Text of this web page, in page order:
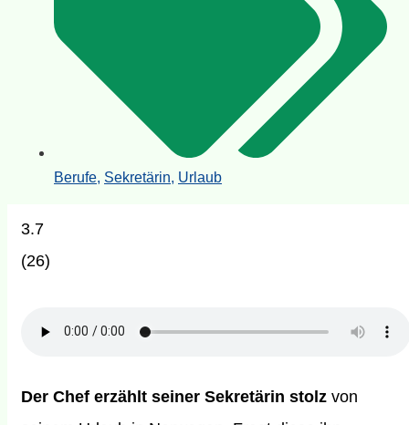
Berufe, Sekretärin, Urlaub
3.7
(26)
Der Chef erzählt seiner Sekretärin stolz von